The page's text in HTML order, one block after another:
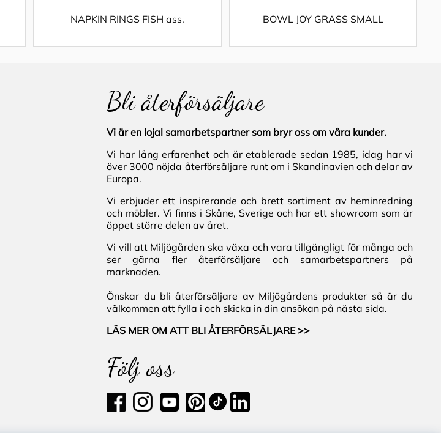
NAPKIN RINGS FISH ass. BOWL JOY GRASS SMALL
Bli återförsäljare
Vi är en lojal samarbetspartner som bryr oss om våra kunder.
Vi har lång erfarenhet och är etablerade sedan 1985, idag har vi
över 3000 nöjda återförsäljare runt om i Skandinavien och delar av
Europa.
Vi erbjuder ett inspirerande och brett sortiment av heminredning
och möbler. Vi finns i Skåne, Sverige och har ett showroom som är
öppet större delen av året.
Vi vill att Miljögården ska växa och vara tillgängligt för många och
ser gärna fler återförsäljare och samarbetspartners på
marknaden.
Önskar du bli återförsäljare av Miljögårdens produkter så är du
välkommen att fylla i och skicka in din ansökan på nästa sida.
LÄS MER OM ATT BLI ÅTERFÖRSÄLJARE >>
Följ oss